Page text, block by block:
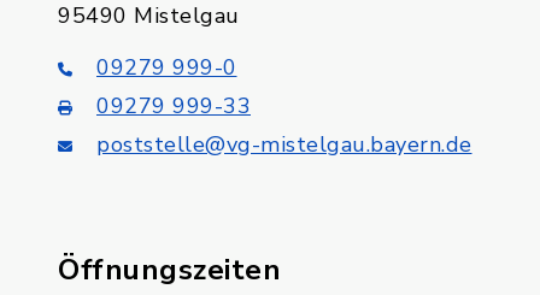
95490 Mistelgau
09279 999-0
09279 999-33
poststelle@vg-mistelgau.bayern.de
Öffnungszeiten